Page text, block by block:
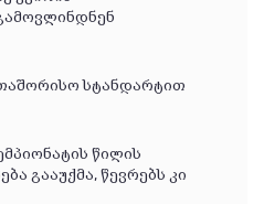
სტანდარტით
წილის
გააუქმა, წევრებს კი